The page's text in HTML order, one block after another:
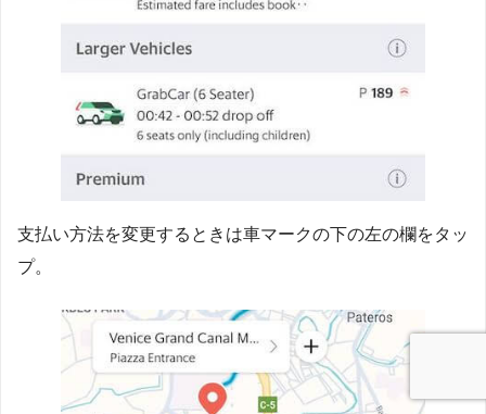
支払い方法を変更するときは車マークの下の左の欄をタッ
プ。